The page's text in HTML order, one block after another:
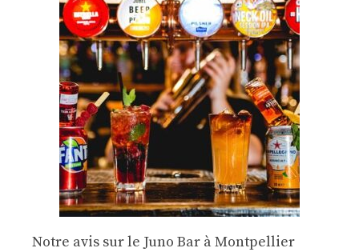
Notre avis sur le Juno Bar à Montpellier